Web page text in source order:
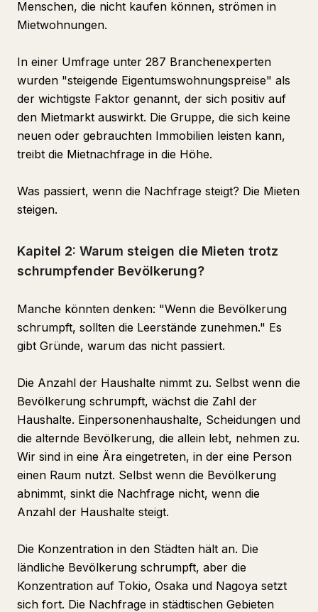
Menschen, die nicht kaufen können, strömen in
Mietwohnungen.
In einer Umfrage unter 287 Branchenexperten
wurden "steigende Eigentumswohnungspreise" als
der wichtigste Faktor genannt, der sich positiv auf
den Mietmarkt auswirkt. Die Gruppe, die sich keine
neuen oder gebrauchten Immobilien leisten kann,
treibt die Mietnachfrage in die Höhe.
Was passiert, wenn die Nachfrage steigt? Die Mieten
steigen.
Kapitel 2: Warum steigen die Mieten trotz
schrumpfender Bevölkerung?
Manche könnten denken: "Wenn die Bevölkerung
schrumpft, sollten die Leerstände zunehmen." Es
gibt Gründe, warum das nicht passiert.
Die Anzahl der Haushalte nimmt zu. Selbst wenn die
Bevölkerung schrumpft, wächst die Zahl der
Haushalte. Einpersonenhaushalte, Scheidungen und
die alternde Bevölkerung, die allein lebt, nehmen zu.
Wir sind in eine Ära eingetreten, in der eine Person
einen Raum nutzt. Selbst wenn die Bevölkerung
abnimmt, sinkt die Nachfrage nicht, wenn die
Anzahl der Haushalte steigt.
Die Konzentration in den Städten hält an. Die
ländliche Bevölkerung schrumpft, aber die
Konzentration auf Tokio, Osaka und Nagoya setzt
sich fort. Die Nachfrage in städtischen Gebieten